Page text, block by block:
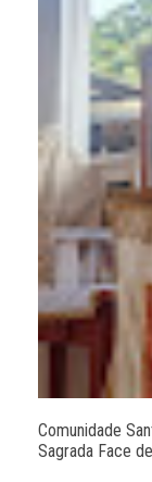
Comunidade
Sagrada Face